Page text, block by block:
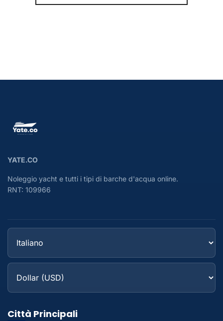
YATE.CO
Noleggio yacht e tutti i tipi di barche d'acqua online.
RNT: 109966
Città Principali